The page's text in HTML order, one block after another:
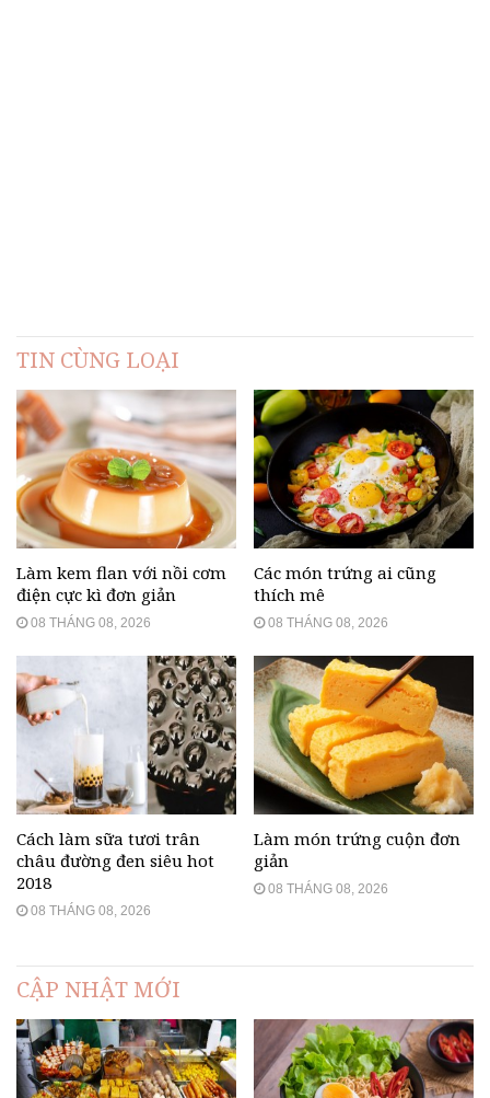
TIN CÙNG LOẠI
Làm kem flan với nồi cơm
điện cực kì đơn giản
08 THÁNG 08, 2026
Các món trứng ai cũng
thích mê
08 THÁNG 08, 2026
Cách làm sữa tươi trân
châu đường đen siêu hot
2018
08 THÁNG 08, 2026
Làm món trứng cuộn đơn
giản
08 THÁNG 08, 2026
CẬP NHẬT MỚI